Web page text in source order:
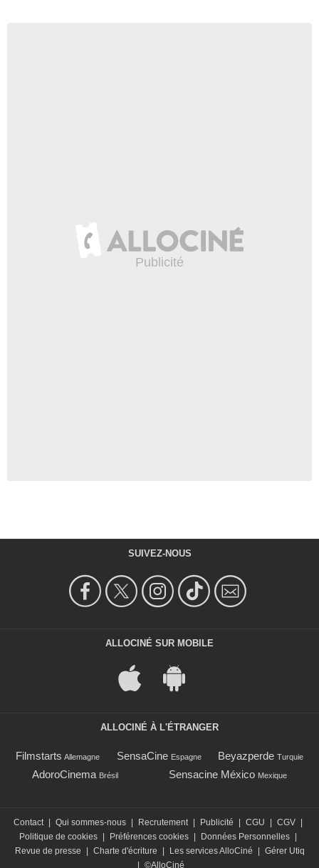
SUIVEZ-NOUS
ALLOCINÉ SUR MOBILE
ALLOCINÉ À L'ÉTRANGER
Filmstarts Allemagne SensaCine Espagne Beyazperde Turquie
AdoroCinema Brésil Sensacine México Mexique
Contact Qui sommes-nous Recrutement Publicité CGU CGV
Politique de cookies
Préférences cookies Données Personnelles
Revue de presse
Charte d'écriture Les services AlloCiné
Gérer Utiq
©AlloCiné